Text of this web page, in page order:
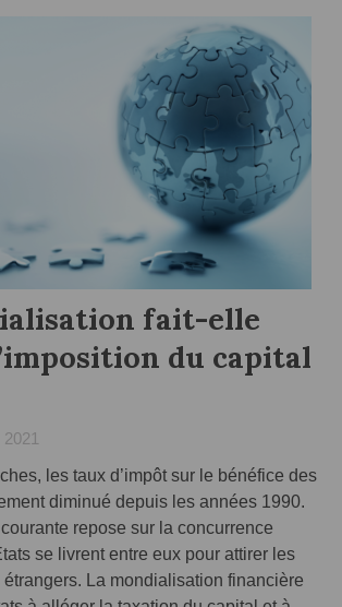
fait-elle
du capital
les taux d’impôt sur le bénéfice des
diminué depuis les années 1990.
repose sur la concurrence
se livrent entre eux pour attirer les
La mondialisation financière